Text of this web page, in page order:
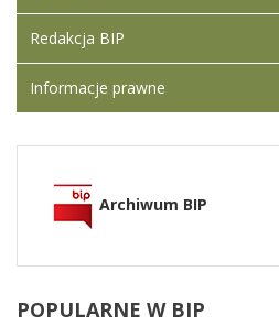
Redakcja BIP
Informacje prawne
Archiwum BIP
POPULARNE W BIP